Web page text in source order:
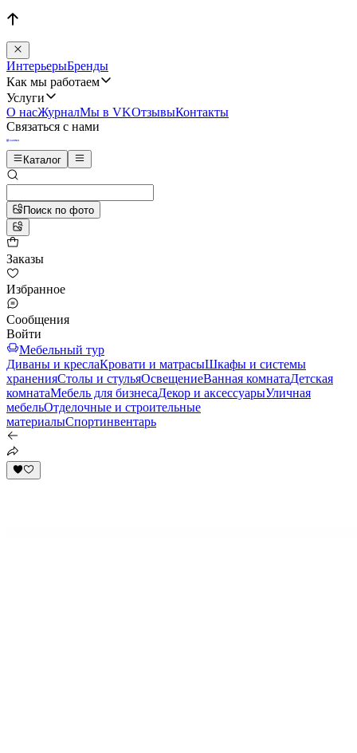
ИнтерьерыБренды
Как мы работаем
Услуги
О насЖурналМы в VKОтзывыКонтакты
Связаться с нами
Каталог
Поиск по фото
Заказы
Избранное
Сообщения
Войти
Мебельный тур
Диваны и креслаКровати и матрасыШкафы и системы
храненияСтолы и стульяОсвещениеВанная комнатаДетская
комнатаМебель для бизнесаДекор и аксессуарыУличная
мебельОтделочные и строительные
материалыСпортинвентарь